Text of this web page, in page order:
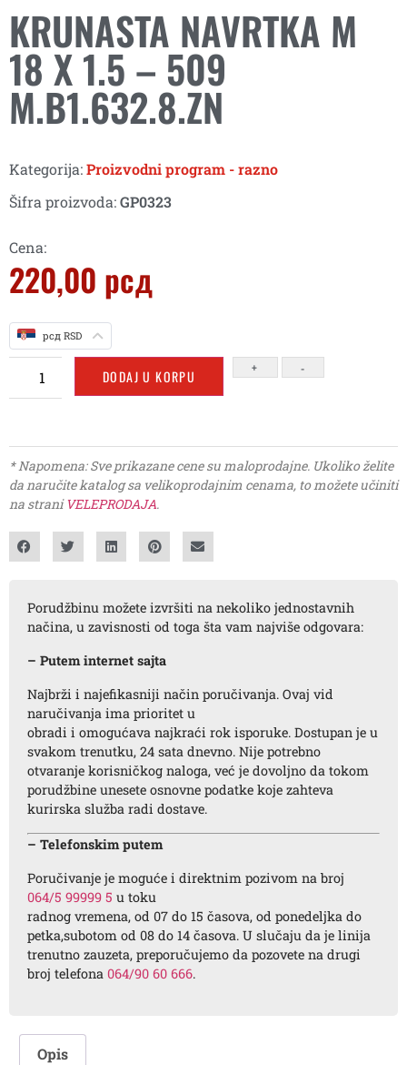
KRUNASTA NAVRTKA M
18 X 1.5 – 509
M.B1.632.8.ZN
Kategorija:Proizvodni program - razno
Šifra proizvoda:GP0323
Cena:
220,00 рсд
рсд RSD
+ -
DODAJ U KORPU
* Napomena: Sve prikazane cene su maloprodajne. Ukoliko želite
da naručite katalog sa velikoprodajnim cenama, to možete učiniti
na straniVELEPRODAJA.
Porudžbinu možete izvršiti na nekoliko jednostavnih
načina, u zavisnosti od toga šta vam najviše odgovara:
– Putem internet sajta
Najbrži i najefikasniji način poručivanja. Ovaj vid
naručivanja ima prioritet u
obradi i omogućava najkraći rok isporuke. Dostupan je u
svakom trenutku, 24 sata dnevno. Nije potrebno
otvaranje korisničkog naloga, već je dovoljno da tokom
porudžbine unesete osnovne podatke koje zahteva
kurirska služba radi dostave.
– Telefonskim putem
Poručivanje je moguće i direktnim pozivom na broj
064/5 99999 5 u toku
radnog vremena, od 07 do 15 časova, od ponedeljka do
petka,subotom od 08 do 14 časova. U slučaju da je linija
trenutno zauzeta, preporučujemo da pozovete na drugi
broj telefona 064/90 60 666.
Opis